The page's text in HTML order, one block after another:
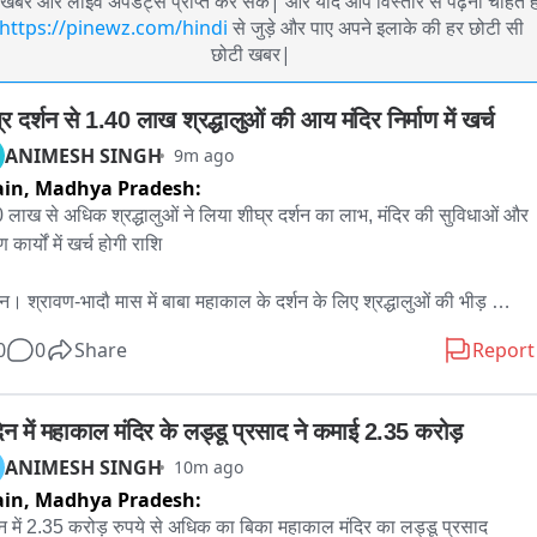
https://pinewz.com/hindi से जुड़े और पाए अपने इलाके की हर छोटी सी
छोटी खबर|
दर्शन से 1.40 लाख श्रद्धालुओं की आय मंदिर निर्माण में खर्च
ANIMESH SINGH 9m ago
Madhya Pradesh:
लाख से अधिक श्रद्धालुओं ने लिया शीघ्र दर्शन का लाभ, मंदिर की सुविधाओं और
कार्यों में खर्च होगी राशि
श्रावण-भादौ मास में बाबा महाकाल के दर्शन के लिए श्रद्धालुओं की भीड़
व्यवस्था का लाभ ले रहे हैं। temple समिति द्वारा जारी आंकड़ों के अनुसार 30
से मंदिर समिति को कुल 3 करोड़ 50 लाख 57 हजार रुपये की आय हुई।
टिकट ऑनलाइन और 1 लाख 7 हजार 738 टिकट काउंटर से बेचे गए।
समिति के अनुसार शीघ्र दर्शन से प्राप्त इस राशि का उपयोग श्रद्धालुओं को बेहतर
0 Share Report
में महाकाल मंदिर के लड्डू प्रसाद ने कमाई 2.35 करोड़
ANIMESH SINGH 10m ago
Madhya Pradesh:
में 2.35 करोड़ रुपये से अधिक का बिका महाकाल मंदिर का लड्डू प्रसाद